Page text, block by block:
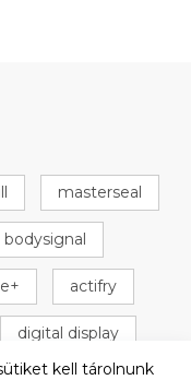
masterseal
bodysignal
actifry
digital display
kell tárolnunk